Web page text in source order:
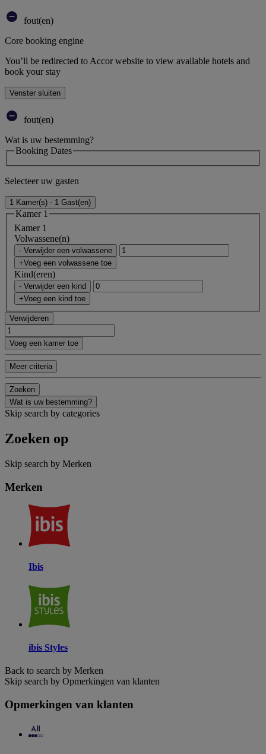
fout(en)
Core booking engine
You’ll be redirected to Accor website to view available hotels and
book your stay
Venster sluiten
fout(en)
Wat is uw bestemming?
Booking Dates
Selecteer uw gasten
1 Kamer(s) - 1 Gast(en)
Kamer 1
Kamer 1
Volwassene(n)
- Verwijder een volwassene
+Voeg een volwassene toe
Kind(eren)
- Verwijder een kind
+Voeg een kind toe
Verwijderen
Voeg een kamer toe
Meer criteria
Zoeken
Wat is uw bestemming?
Skip search by categories
Zoeken op
Skip search by Merken
Merken
Ibis
ibis Styles
Back to search by Merken
Skip search by Opmerkingen van klanten
Opmerkingen van klanten